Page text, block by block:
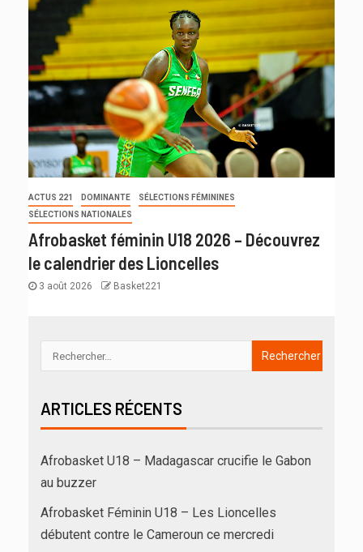
ACTUS 221 DOMINANTE
SÉLECTIONS FÉMININES
SÉLECTIONS NATIONALES
Afrobasket féminin U18 2026 – Découvrez
le calendrier des Lioncelles
3 août 2026 Basket221
ARTICLES RÉCENTS
Afrobasket U18 – Madagascar crucifie le Gabon
au buzzer
Afrobasket Féminin U18 – Les Lioncelles
débutent contre le Cameroun ce mercredi